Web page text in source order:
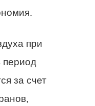
при
период
за счет